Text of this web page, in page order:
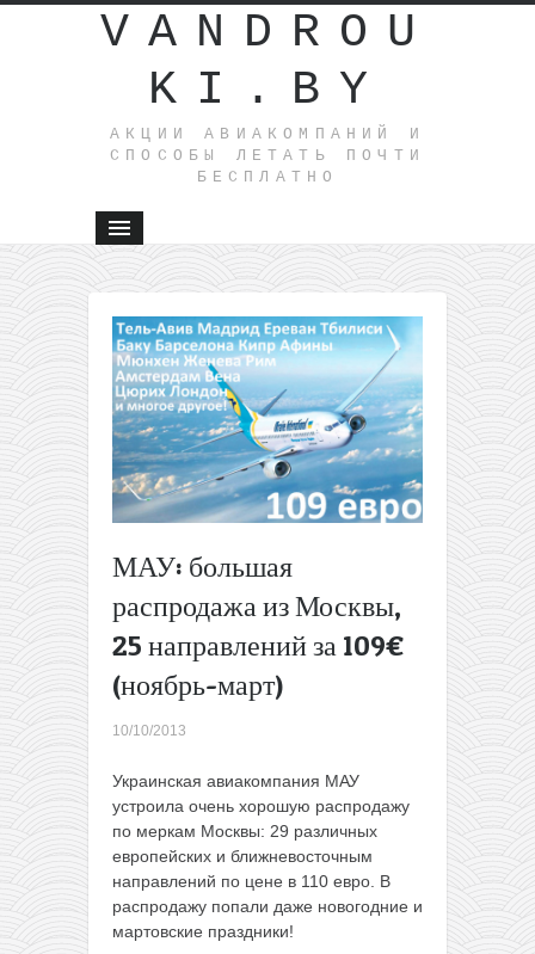
VANDROU
KI.BY
АКЦИИ АВИАКОМПАНИЙ И
СПОСОБЫ ЛЕТАТЬ ПОЧТИ
БЕСПЛАТНО
МАУ: большая
распродажа из Москвы,
25 направлений за 109€
(ноябрь-март)
10/10/2013
Украинская авиакомпания МАУ
устроила очень хорошую распродажу
по меркам Москвы: 29 различных
европейских и ближневосточным
направлений по цене в 110 евро. В
распродажу попали даже новогодние и
мартовские праздники!
Дух
Европы:
Милан,
Берлин
поездке
airBaltic:
→